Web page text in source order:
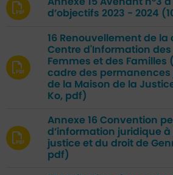
d’objectifs 2023 - 2024
16 Renouvellement de
Centre d'Information des
Femmes et des Familles
cadre des permanences
de la Maison de la
Ko, pdf)
Annexe 16 Convention
d’information juridique
justice et du droit de
pdf)